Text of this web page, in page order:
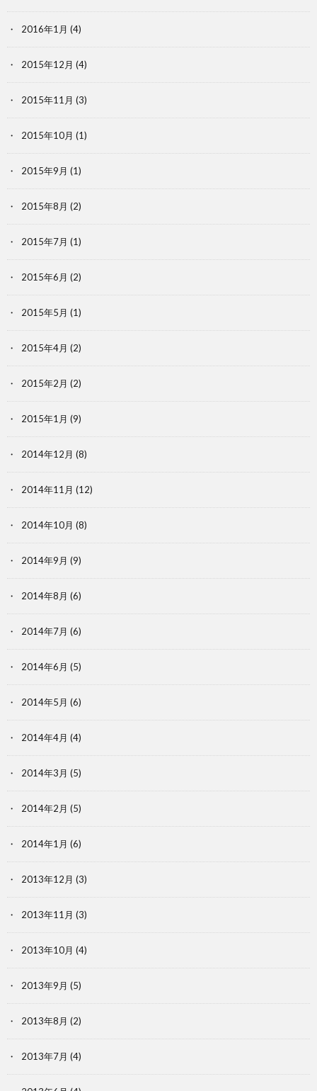
2016年1月 (4)
2015年12月 (4)
2015年11月 (3)
2015年10月 (1)
2015年9月 (1)
2015年8月 (2)
2015年7月 (1)
2015年6月 (2)
2015年5月 (1)
2015年4月 (2)
2015年2月 (2)
2015年1月 (9)
2014年12月 (8)
2014年11月 (12)
2014年10月 (8)
2014年9月 (9)
2014年8月 (6)
2014年7月 (6)
2014年6月 (5)
2014年5月 (6)
2014年4月 (4)
2014年3月 (5)
2014年2月 (5)
2014年1月 (6)
2013年12月 (3)
2013年11月 (3)
2013年10月 (4)
2013年9月 (5)
2013年8月 (2)
2013年7月 (4)